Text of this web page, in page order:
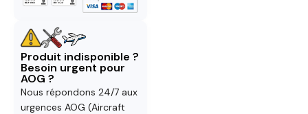
Produit indisponible ?
Besoin urgent pour
AOG ?
Nous répondons 24/7 aux
urgences AOG (Aircraft